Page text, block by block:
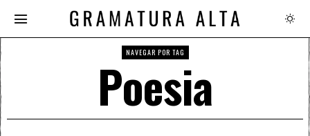
NAVEGAR POR TAG
Poesia